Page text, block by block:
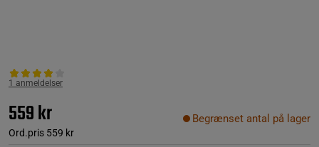
1 anmeldelser
559 kr
Ord.pris 559 kr
Begrænset antal på lager